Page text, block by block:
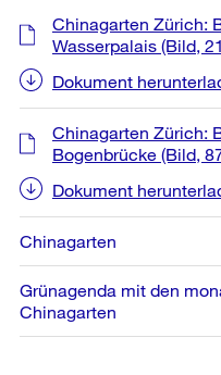
Weitere
Informationen
Chinagarten Zürich:
Wasserpalais (Bild,
Dokument
Chinagarten Zürich:
Bogenbrücke (Bild,
Dokument
Chinagarten
Grünagenda mit den
Chinagarten